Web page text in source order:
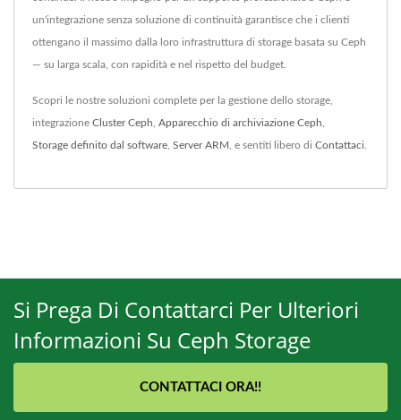
un'integrazione senza soluzione di continuità garantisce che i clienti
ottengano il massimo dalla loro infrastruttura di storage basata su Ceph
— su larga scala, con rapidità e nel rispetto del budget.
Scopri le nostre soluzioni complete per la gestione dello storage,
integrazione Cluster Ceph Apparecchio di archiviazione Ceph
Storage definito dal software Server ARM , e sentiti libero di Contattaci
Si Prega Di Contattarci Per Ulteriori
Informazioni Su Ceph Storage
CONTATTACI ORA!!